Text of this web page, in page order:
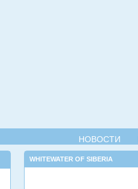
НОВОСТИ
WHITEWATER OF SIBERIA